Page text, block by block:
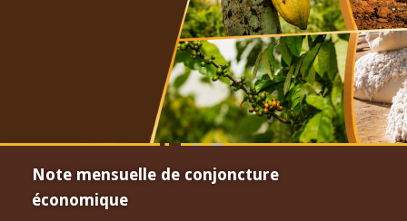
Note mensuelle de conjoncture
économique